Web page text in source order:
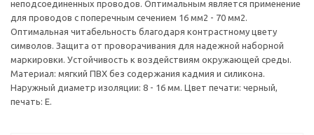
неподсоединенных проводов. Оптимальным является применение
для проводов с поперечным сечением 16 мм2 - 70 мм2.
Оптимальная читабельность благодаря контрастному цвету
символов. Защита от проворачивания для надежной наборной
маркировки. Устойчивость к воздействиям окружающей среды.
Материал: мягкий ПВХ без содержания кадмия и силикона.
Наружный диаметр изоляции: 8 - 16 мм. Цвет печати: черный,
печать: E.